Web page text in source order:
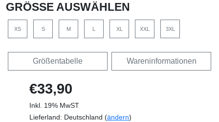
GRÖSSE AUSWÄHLEN
XS S M XL XXL 3XL
Größentabelle Wareninformationen
€33,90
Inkl. 19% MwST
Lieferland: Deutschland (ändern)